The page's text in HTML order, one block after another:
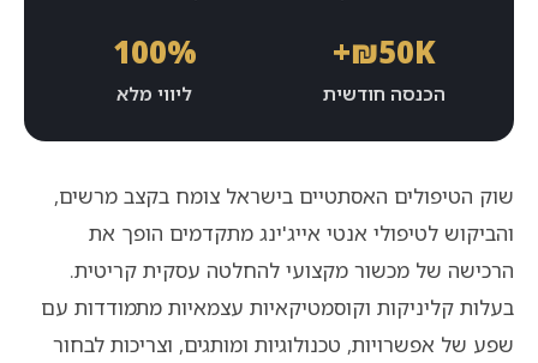
₪50K+
הכנסה חודשית
100%
ליווי מלא
שוק הטיפולים האסתטיים בישראל צומח בקצב מרשים,
והביקוש לטיפולי אנטי אייג'ינג מתקדמים הופך את
הרכישה של מכשור מקצועי להחלטה עסקית קריטית.
בעלות קליניקות וקוסמטיקאיות עצמאיות מתמודדות עם
שפע של אפשרויות, טכנולוגיות ומותגים, וצריכות לבחור